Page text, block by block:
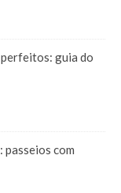
guia do
passeios com